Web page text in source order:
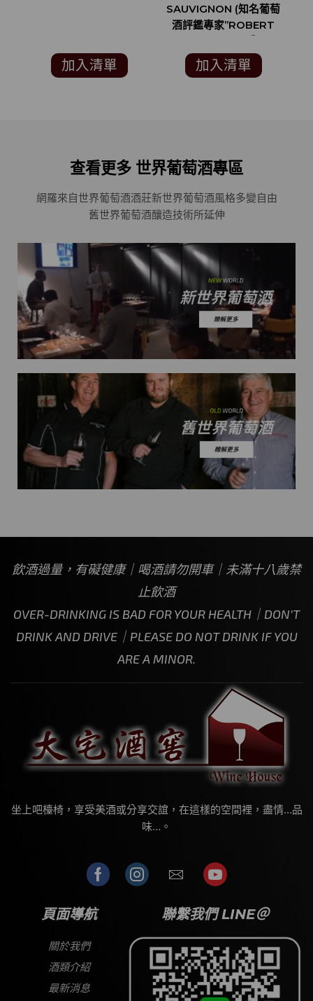
加入清單
SAUVIGNON (知名葡萄
酒評鑑專家”ROBERT
加入清單
查看更多 世界葡萄酒專區
網羅來自世界葡萄酒酒莊新世界葡萄酒風格多變自由
舊世界葡萄酒釀造技術所延伸
飲酒過量，有礙健康｜喝酒請勿開車｜未滿十八歲禁
止飲酒
OVER-DRINKING IS BAD FOR YOUR HEALTH｜DON’T
DRINK AND DRIVE｜PLEASE DO NOT DRINK IF YOU
ARE A MINOR.
坐上吧檯椅，享受美酒或分享交誼，在這樣的空間裡，盡情…品
味…。
頁面導航
關於我們
酒類介紹
最新消息
聯繫我們 LINE＠